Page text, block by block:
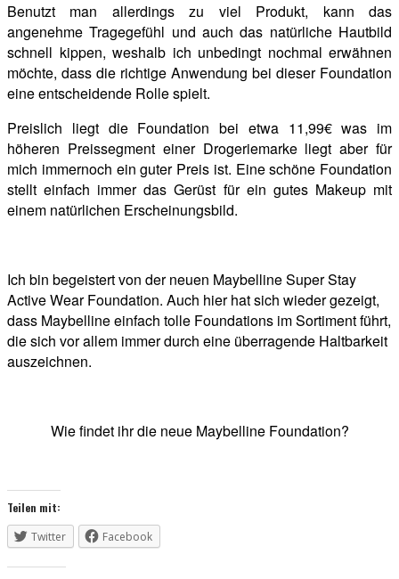
Benutzt man allerdings zu viel Produkt, kann das
angenehme Tragegefühl und auch das natürliche Hautbild
schnell kippen, weshalb ich unbedingt nochmal erwähnen
möchte, dass die richtige Anwendung bei dieser Foundation
eine entscheidende Rolle spielt.
Preislich liegt die Foundation bei etwa 11,99€ was im
höheren Preissegment einer Drogeriemarke liegt aber für
mich immernoch ein guter Preis ist. Eine schöne Foundation
stellt einfach immer das Gerüst für ein gutes Makeup mit
einem natürlichen Erscheinungsbild.
Ich bin begeistert von der neuen Maybelline Super Stay
Active Wear Foundation. Auch hier hat sich wieder gezeigt,
dass Maybelline einfach tolle Foundations im Sortiment führt,
die sich vor allem immer durch eine überragende Haltbarkeit
auszeichnen.
Wie findet ihr die neue Maybelline Foundation?
Teilen mit:
Twitter
Facebook